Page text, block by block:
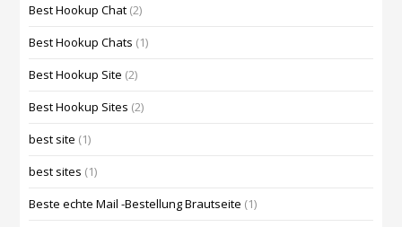
Best Hookup Chat (2)
Best Hookup Chats (1)
Best Hookup Site (2)
Best Hookup Sites (2)
best site (1)
best sites (1)
Beste echte Mail -Bestellung Brautseite (1)